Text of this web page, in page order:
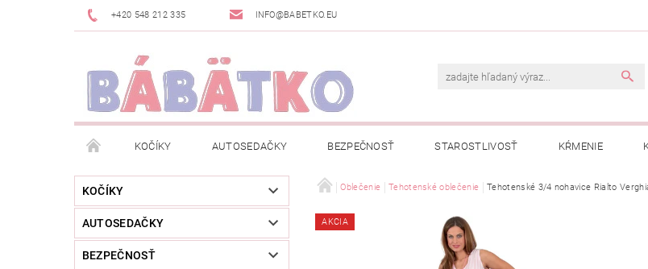
+420 548 212 335 INFO@BABETKO.EU
KOČÍKY AUTOSEDAČKY BEZPEČNOSŤ STAROSTLIVOSŤ KŔMENIE
DOGSPACE POSLEDNÁ ŠANCA OBCHODNÉ PODMIENKY OCHRANA
NOVINKY MOJA OBJEDNÁVKA
KOČÍKY
AUTOSEDAČKY
BEZPEČNOSŤ
Oblečenie Tehotenské oblečenie Tehotenské 3/4 nohavice Rialto
AKCIA